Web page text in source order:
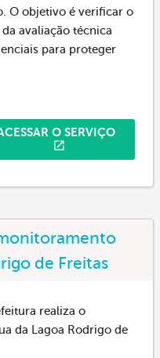
O objetivo é verificar o
avaliação técnica
para proteger
O SERVIÇO
de Freitas
realiza o
da Lagoa Rodrigo de